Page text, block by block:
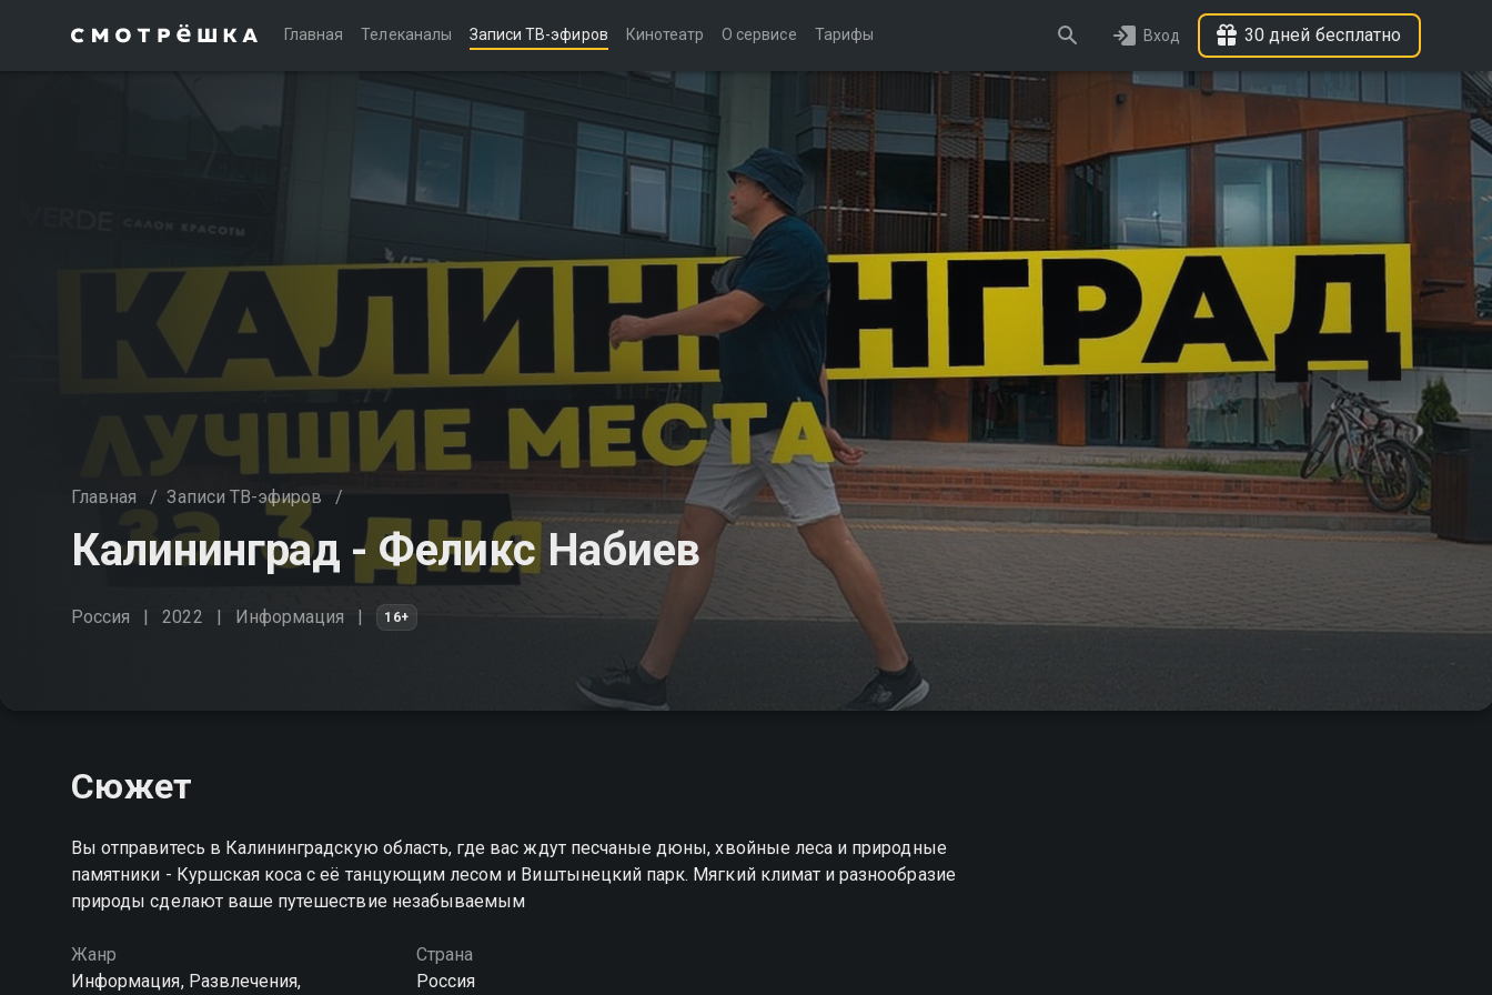
Главная Телеканалы Записи ТВ-эфиров Кинотеатр О сервисе Тарифы Вход 30 дней бесплатно
Главная / Записи ТВ-эфиров /
Калининград - Феликс Набиев
Россия 2022 Информация 16+
Сюжет
Вы отправитесь в Калининградскую область, где вас ждут песчаные дюны, хвойные леса и природные
памятники - Куршская коса с её танцующим лесом и Виштынецкий парк. Мягкий климат и разнообразие
природы сделают ваше путешествие незабываемым
Жанр
Информация, Развлечения,
Страна
Россия